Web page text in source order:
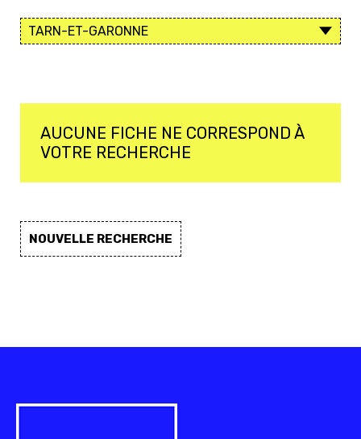
AUCUNE FICHE NE CORRESPOND À
VOTRE RECHERCHE
NOUVELLE RECHERCHE